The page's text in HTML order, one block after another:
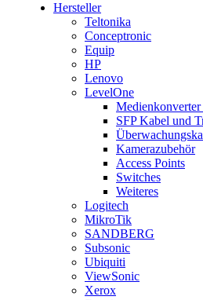
Hersteller
Teltonika
Conceptronic
Equip
HP
Lenovo
LevelOne
SFP Kabel und
Kamerazubehör
Access Points
Switches
Weiteres
Logitech
MikroTik
SANDBERG
Subsonic
Ubiquiti
ViewSonic
Xerox